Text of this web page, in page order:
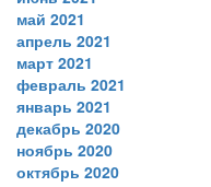
май 2021
апрель 2021
март 2021
февраль 2021
январь 2021
декабрь 2020
ноябрь 2020
октябрь 2020